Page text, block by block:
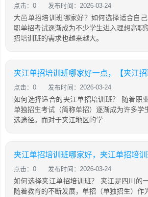
点击：0 发布时间：2026-03-24
大邑单招培训班哪家好？如何选择适合自
职单招考试逐渐成为不少学生进入理想高职
招培训班的需求也越来越大。
点击：0 发布时间：2026-03-24
如何选择适合的夹江单招培训班？ 随着职
单独招生考试（简称单招）逐渐成为许多学
选途径。而对于夹江地区的学
点击：0 发布时间：2026-03-24
如何选择夹江单招培训班？ 夹江是四川的
随着教育的不断发展，单招（单独招生）作